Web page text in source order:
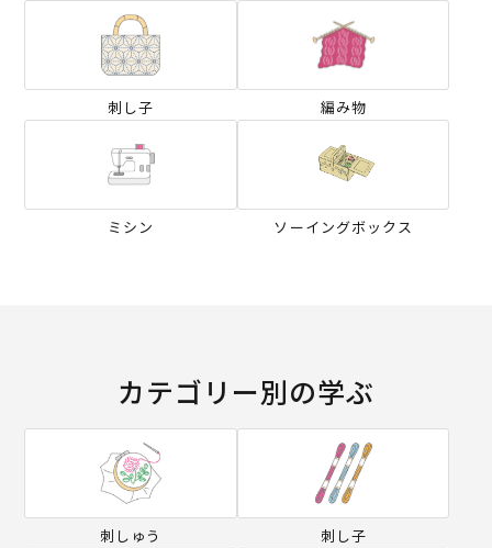
刺し子 編み物
ミシン ソーイングボックス
カテゴリー別の学ぶ
刺しゅう 刺し子